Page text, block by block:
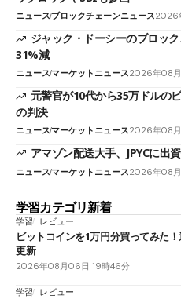
ニュースブロックチェーンニュース2026
ジャック・ドーシーのブロッ
31%減
ニュースマーケットニュース2026年08
元警官が10代から35万ドルの
の判決
ニュースマーケットニュース2026年08
アマゾン配送大手、JPYCに出
ニュースマーケットニュース2026年08
学習カテゴリ新着
学習 レビュー
ビットコインを1万円分買ってみた
更新
2026年08月06日 19時46分
学習 レビュー